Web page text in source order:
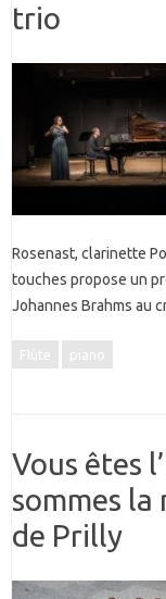
trio
Rosenast, clarinette
touches propose un
Johannes Brahms au
Flûte piano
Vous êtes
sommes
de Prilly